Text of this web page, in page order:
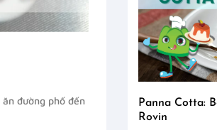
đường phố đến
Panna Cotta:
Rovin